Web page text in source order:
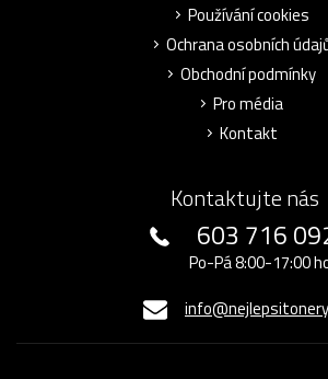
Používání cookies
Ochrana osobních
Obchodní podmínky
Pro média
Kontakt
Kontaktujte nás
603 716
Po-Pá 8:00-17:00